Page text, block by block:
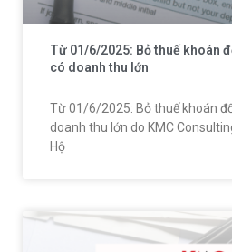
Từ 01/6/2025: Bỏ thuế khoán
có doanh thu lớn
Từ 01/6/2025: Bỏ thuế khoán
doanh thu lớn do KMC
Hộ